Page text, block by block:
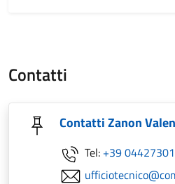
Contatti
Contatti Zanon
Tel: +39